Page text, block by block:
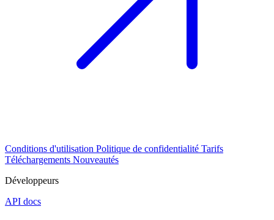
Conditions d'utilisation Politique de confidentialité Tarifs
Téléchargements Nouveautés
Développeurs
API docs